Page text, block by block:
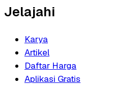
Jelajahi
Karya
Artikel
Daftar Harga
Aplikasi Gratis